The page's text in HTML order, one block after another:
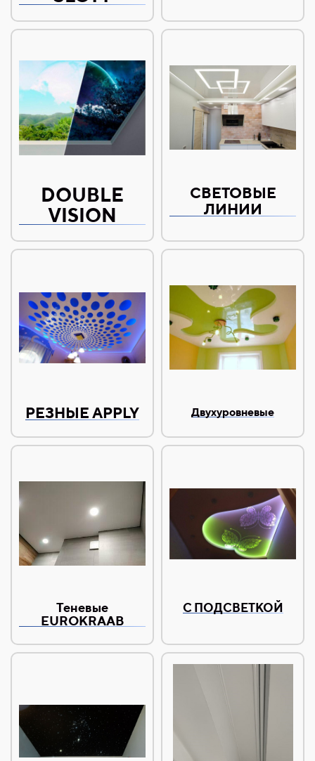
DOUBLE
VISION
СВЕТОВЫЕ
ЛИНИИ
РЕЗНЫЕ APPLY Двухуровневые
Теневые
EUROKRAAB
С ПОДСВЕТКОЙ